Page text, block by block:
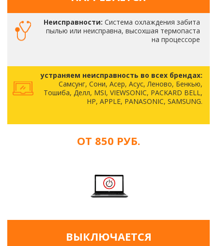
Неисправности: Система охлаждения забита
пылью или неисправна, высохшая термопаста
на процессоре
устраняем неисправность во всех брендах:
Самсунг, Сони, Асер, Асус, Леново, Бенкью,
Тошиба, Делл, MSI, VIEWSONIC, PACKARD BELL,
HP, APPLE, PANASONIC, SAMSUNG.
ОТ 850 РУБ.
ВЫКЛЮЧАЕТСЯ